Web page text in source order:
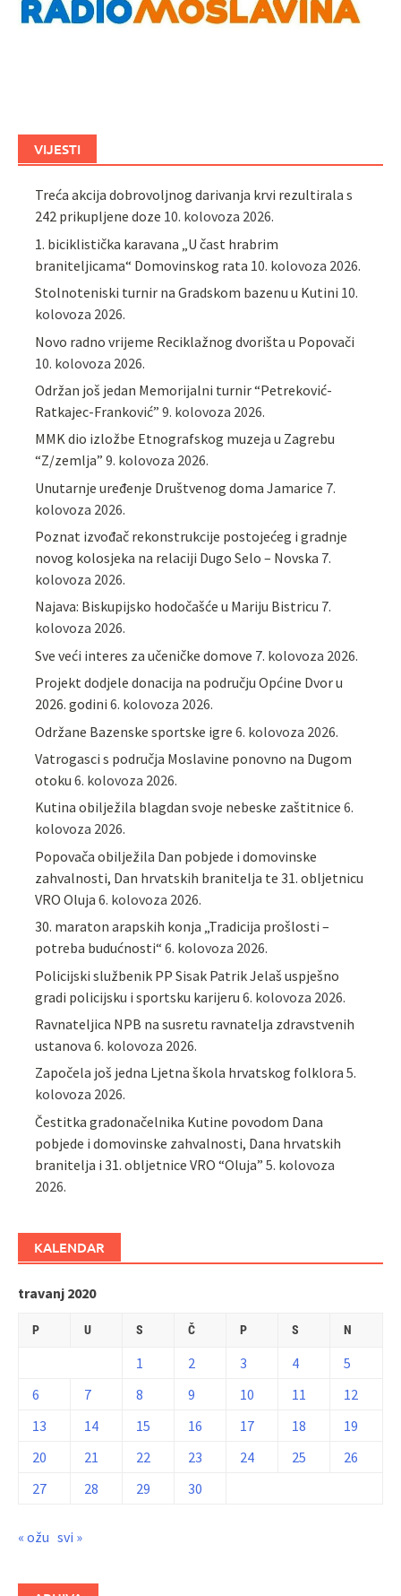
VIJESTI
Treća akcija dobrovoljnog darivanja krvi rezultirala s
242 prikupljene doze 10. kolovoza 2026.
1. biciklistička karavana „U čast hrabrim
braniteljicama“ Domovinskog rata 10. kolovoza 2026.
Stolnoteniski turnir na Gradskom bazenu u Kutini 10.
kolovoza 2026.
Novo radno vrijeme Reciklažnog dvorišta u Popovači
10. kolovoza 2026.
Održan još jedan Memorijalni turnir “Petreković-
Ratkajec-Franković” 9. kolovoza 2026.
MMK dio izložbe Etnografskog muzeja u Zagrebu
“Z/zemlja” 9. kolovoza 2026.
Unutarnje uređenje Društvenog doma Jamarice 7.
kolovoza 2026.
Poznat izvođač rekonstrukcije postojećeg i gradnje
novog kolosjeka na relaciji Dugo Selo – Novska 7.
kolovoza 2026.
Najava: Biskupijsko hodočašće u Mariju Bistricu 7.
kolovoza 2026.
Sve veći interes za učeničke domove 7. kolovoza 2026.
Projekt dodjele donacija na području Općine Dvor u
2026. godini 6. kolovoza 2026.
Održane Bazenske sportske igre 6. kolovoza 2026.
Vatrogasci s područja Moslavine ponovno na Dugom
otoku 6. kolovoza 2026.
Kutina obilježila blagdan svoje nebeske zaštitnice 6.
kolovoza 2026.
Popovača obilježila Dan pobjede i domovinske
zahvalnosti, Dan hrvatskih branitelja te 31. obljetnicu
VRO Oluja 6. kolovoza 2026.
30. maraton arapskih konja „Tradicija prošlosti –
potreba budućnosti“ 6. kolovoza 2026.
Policijski službenik PP Sisak Patrik Jelaš uspješno
gradi policijsku i sportsku karijeru 6. kolovoza 2026.
Ravnateljica NPB na susretu ravnatelja zdravstvenih
ustanova 6. kolovoza 2026.
Započela još jedna Ljetna škola hrvatskog folklora 5.
kolovoza 2026.
Čestitka gradonačelnika Kutine povodom Dana
pobjede i domovinske zahvalnosti, Dana hrvatskih
branitelja i 31. obljetnice VRO “Oluja” 5. kolovoza
2026.
KALENDAR
travanj 2020
P U S Č P S N
1 2 3 4
5
6
7 8 9 10 11
12
13
14 15 16 17 18
19
20
21 22 23 24 25
26
27
28 29 30
« ožu svi »